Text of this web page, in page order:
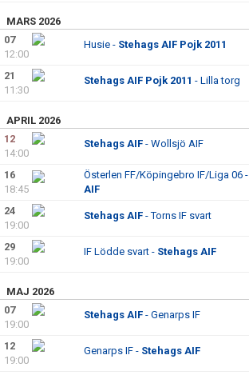
MARS 2026
07
12:00
Husie - Stehags AIF Pojk 2011
21
11:30
Stehags AIF Pojk 2011 - Lilla torg
APRIL 2026
12
14:00
Stehags AIF - Wollsjö AIF
16
18:45
Österlen FF/Köpingebro IF/Liga 06 -
AIF
24
19:00
Stehags AIF - Torns IF svart
29
19:00
IF Lödde svart - Stehags AIF
MAJ 2026
07
19:00
Stehags AIF - Genarps IF
12
19:00
Genarps IF - Stehags AIF